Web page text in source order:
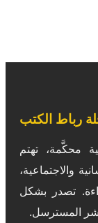
رباط الكتب
محكَّمة، تهتم
والاجتماعية،
تصدر بشكل
المسترسل.